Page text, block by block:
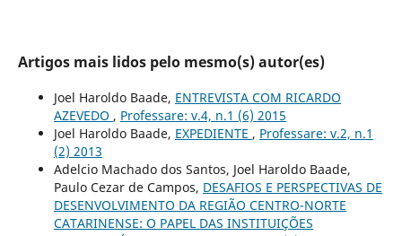
Artigos mais lidos pelo mesmo(s) autor(es)
Joel Haroldo Baade, ENTREVISTA COM RICARDO
AZEVEDO , Professare: v.4, n.1 (6) 2015
Joel Haroldo Baade, EXPEDIENTE , Professare: v.2, n.1
(2) 2013
Adelcio Machado dos Santos, Joel Haroldo Baade,
Paulo Cezar de Campos, DESAFIOS E PERSPECTIVAS DE
DESENVOLVIMENTO DA REGIÃO CENTRO-NORTE
CATARINENSE: O PAPEL DAS INSTITUIÇÕES